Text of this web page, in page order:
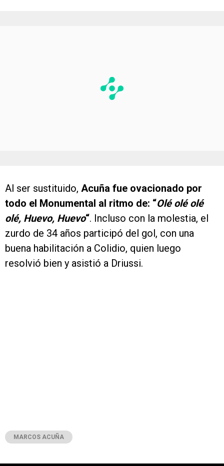
Al ser sustituido, Acuña fue ovacionado por
todo el Monumental al ritmo de: “Olé olé olé
olé, Huevo, Huevo“. Incluso con la molestia, el
zurdo de 34 años participó del gol, con una
buena habilitación a Colidio, quien luego
resolvió bien y asistió a Driussi.
MARCOS ACUÑA